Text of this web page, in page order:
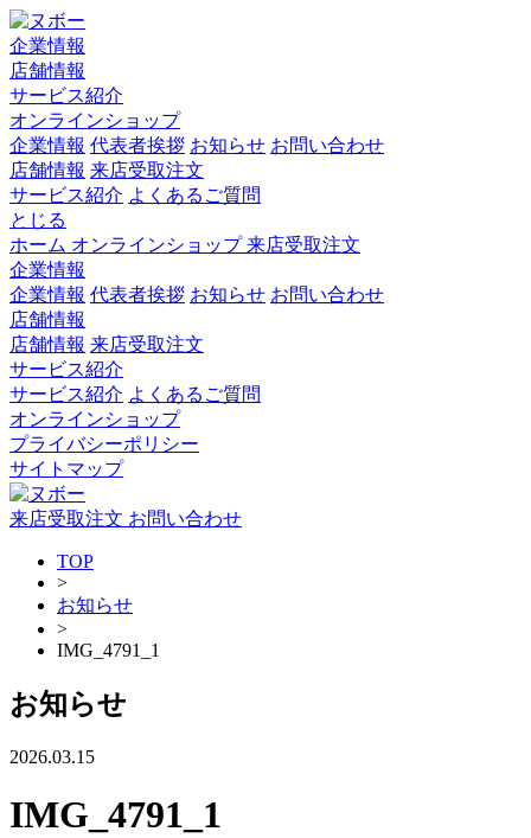
企業情報
店舗情報
サービス紹介
オンラインショップ
企業情報 代表者挨拶 お知らせ お問い合わせ
店舗情報 来店受取注文
サービス紹介 よくあるご質問
とじる
ホーム オンラインショップ来店受取注文
企業情報
企業情報 代表者挨拶 お知らせ お問い合わせ
店舗情報
店舗情報 来店受取注文
サービス紹介
サービス紹介 よくあるご質問
オンラインショップ
プライバシーポリシー
サイトマップ
来店受取注文 お問い合わせ
TOP
>
お知らせ
>
IMG_4791_1
お知らせ
2026.03.15
IMG_4791_1